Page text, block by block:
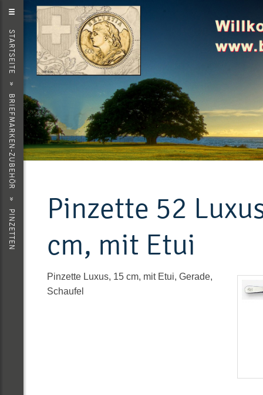
EINKAUFEN
ZURÜCK
WARENKORB ANZEIGEN
ZUR KASSE GEHEN
STARTSEITE
»
BRIEFMARKEN-ZUBEHÖR
»
PINZETTEN
Pinzette 52
cm, mit Etui
Pinzette Luxus, 15 cm, mit Etui, Gerade,
Schaufel